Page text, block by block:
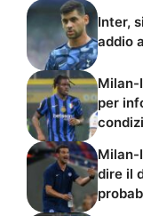
Inter,
addio
Milan-
per
Milan-
dire il